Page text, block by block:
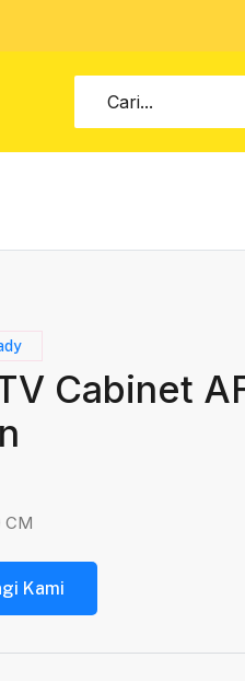
Cabinet
CM
Kami